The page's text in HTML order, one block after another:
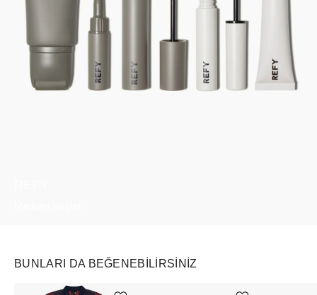
BUNLARI DA BEĞENEBILIRSINIZ